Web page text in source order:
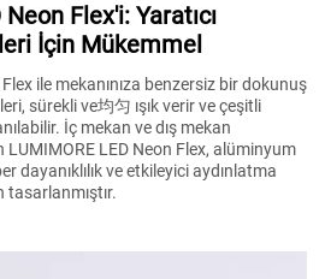
Flex'i: Yaratıcı
İçin Mükemmel
ile mekanınıza benzersiz bir dokunuş
sürekli ve均匀 ışık verir ve çeşitli
İç mekan ve dış mekan
LUMIMORE LED Neon Flex, alüminyum
dayanıklılık ve etkileyici aydınlatma